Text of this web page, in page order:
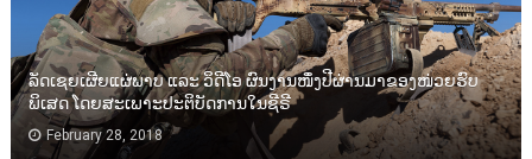
ລັດເຊຍເຜີຍແຜ່ພາບ ແລະ ວິດີໂອ ຜົນງານໜຶ່ງປີຜ່ານມາຂອງໜ່ວຍຮົບ
ພິເສດ ໂດຍສະເພາະປະຕິບັດການໃນຊີຣີ
February 28, 2018